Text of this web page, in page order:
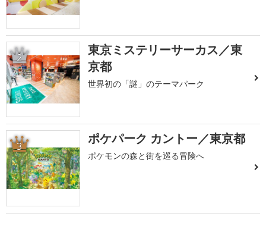
2
東京ミステリーサーカス／東
京都
世界初の「謎」のテーマパーク
3 ポケパーク カントー／東京都
ポケモンの森と街を巡る冒険へ